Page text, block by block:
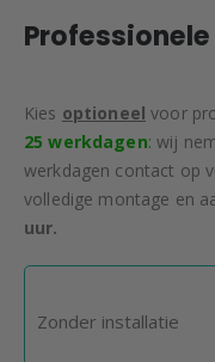
Kies optioneel voor
25 werkdagen: wij
werkdagen contact op
volledige montage en
uur.
Zonder installatie